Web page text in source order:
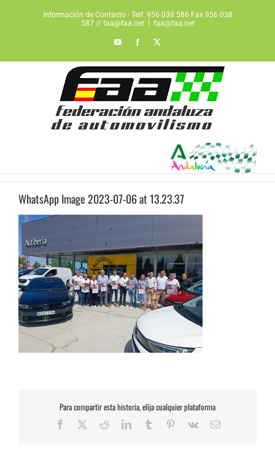
Información de Contacto - Telf. 956 038 586 Fax 956 038
587 // faa@faa.net
faa@faa.net
YouTubeFacebook
WhatsApp Image 2023-07-06 at 13.23.37
Para compartir esta historia, elija cualquier plataforma
Facebook RedditLinkedInTumblr Pinterest
Vk
Correo